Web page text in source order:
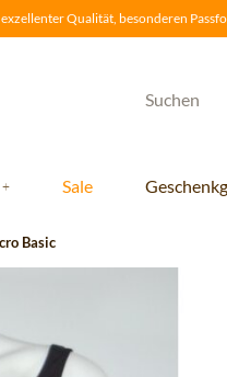
Qualität, besonderen
Sale
Basic